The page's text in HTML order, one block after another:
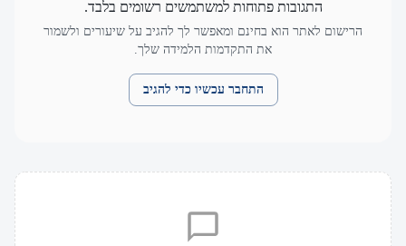
התגובות פתוחות למשתמשים רשומים בלבד.
הרישום לאתר הוא בחינם ומאפשר לך להגיב על שיעורים ולשמור
את התקדמות הלמידה שלך.
התחבר עכשיו כדי להגיב